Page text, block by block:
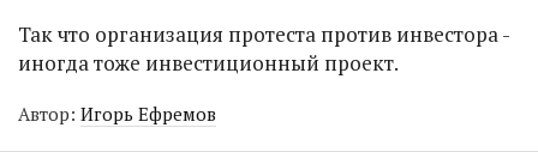
Так что организация протеста против инвестора -
иногда тоже инвестиционный проект.
Автор: Игорь Ефремов